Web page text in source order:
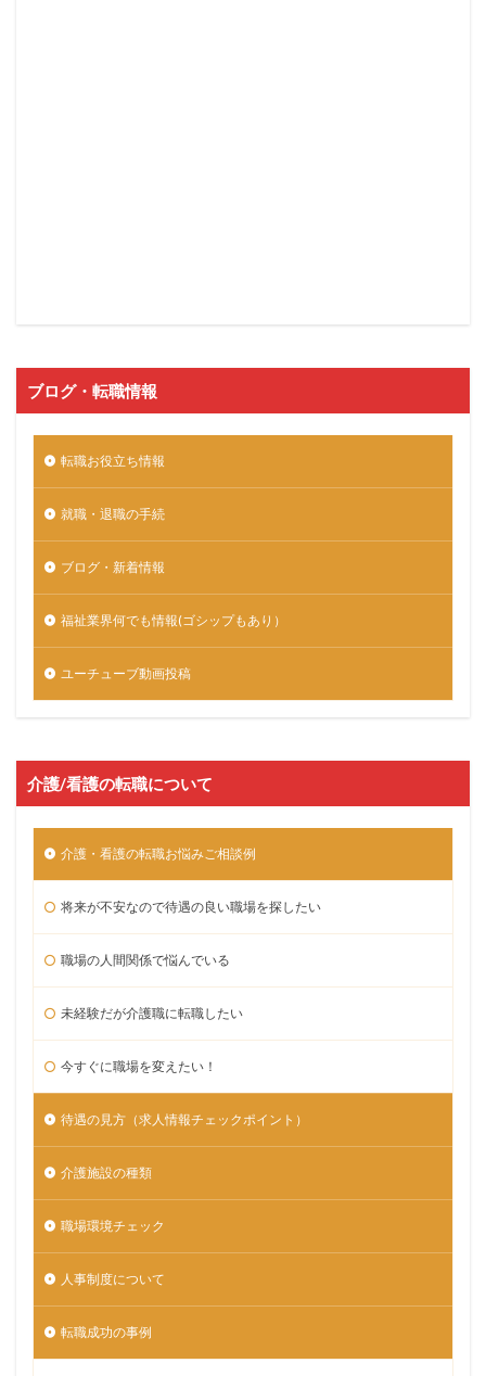
ブログ・転職情報
転職お役立ち情報
就職・退職の手続
ブログ・新着情報
福祉業界何でも情報(ゴシップもあり）
ユーチューブ動画投稿
介護/看護の転職について
介護・看護の転職お悩みご相談例
将来が不安なので待遇の良い職場を探したい
職場の人間関係で悩んでいる
未経験だが介護職に転職したい
今すぐに職場を変えたい！
待遇の見方（求人情報チェックポイント）
介護施設の種類
職場環境チェック
人事制度について
転職成功の事例